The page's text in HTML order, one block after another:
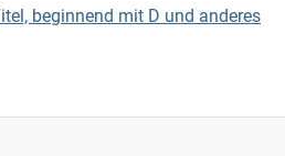
beginnend mit D und anderes